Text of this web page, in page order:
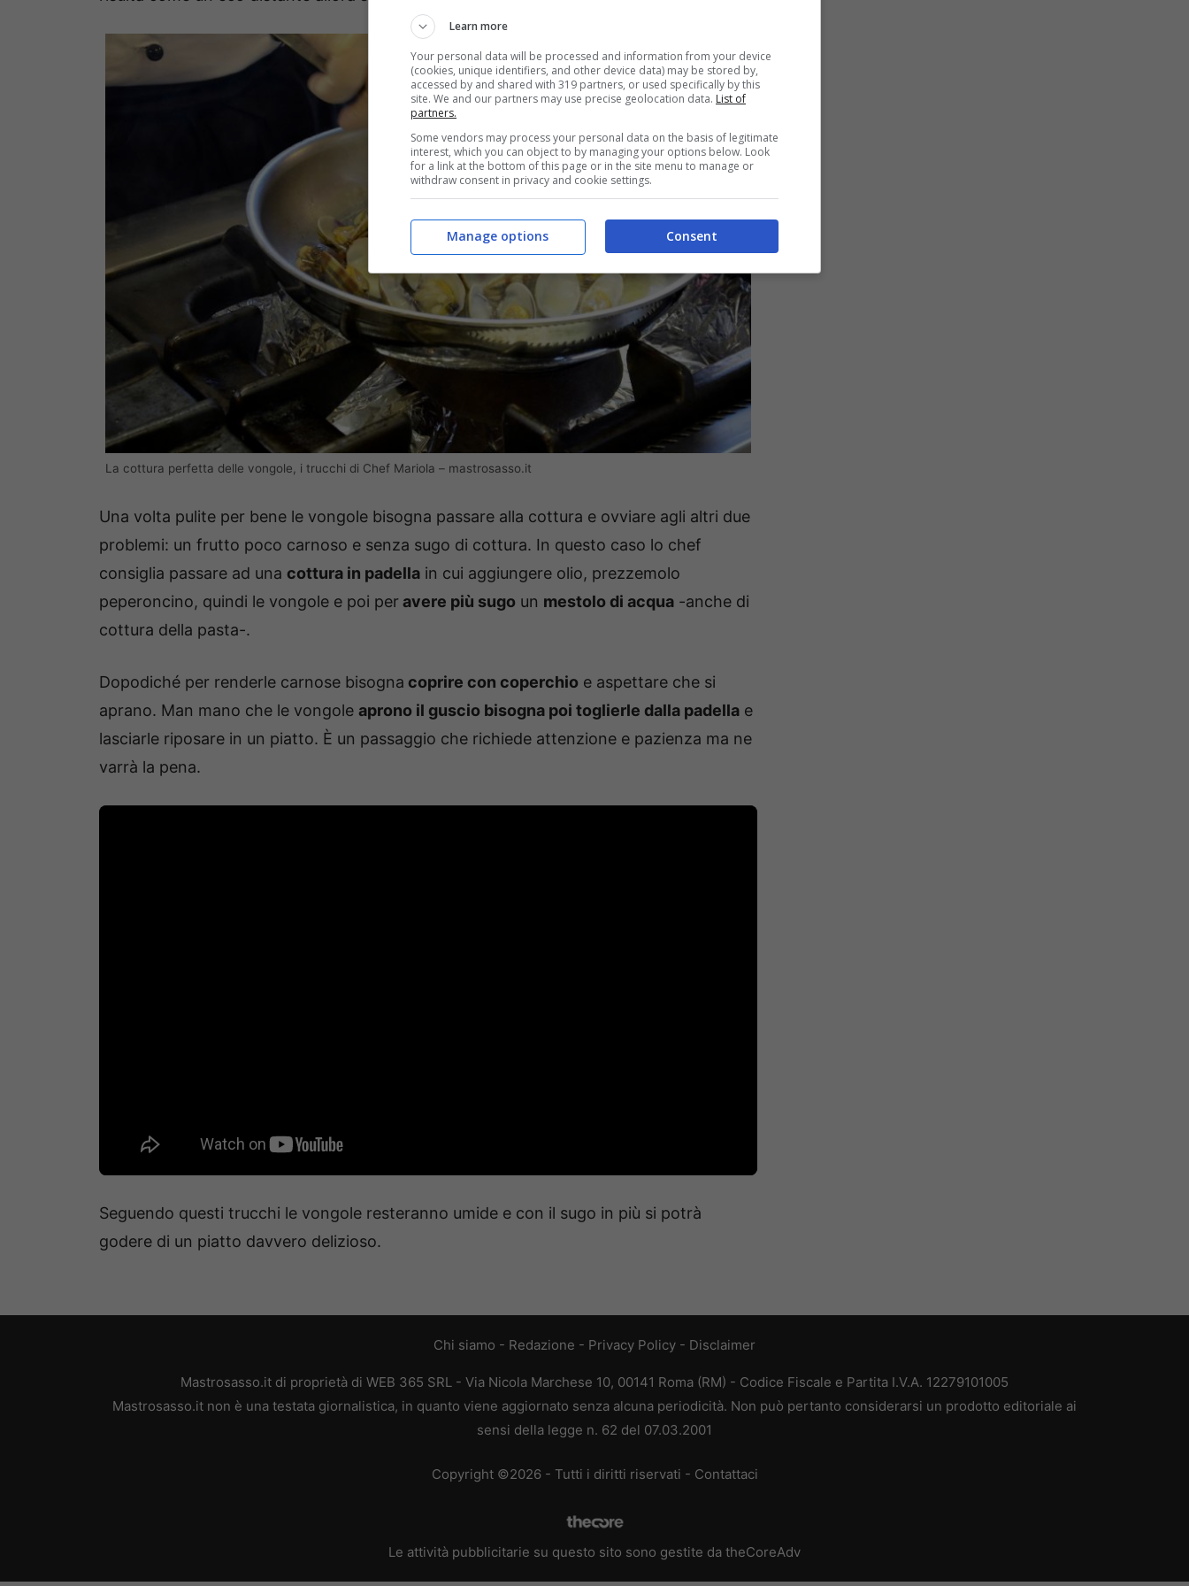
La cottura perfetta delle vongole, i trucchi di Chef Mariola – mastrosasso.it
Una volta pulite per bene le vongole bisogna passare alla cottura e ovviare agli altri due
problemi: un frutto poco carnoso e senza sugo di cottura. In questo caso lo chef
consiglia passare ad una cottura in padella in cui aggiungere olio, prezzemolo
peperoncino, quindi le vongole e poi peravere più sugo un mestolo di acqua -anche di
cottura della pasta-.
Dopodiché per renderle carnose bisogna coprire con coperchio e aspettare che si
aprano. Man mano che le vongole aprono il guscio bisogna poi toglierle dalla padella e
lasciarle riposare in un piatto. È un passaggio che richiede attenzione e pazienza ma ne
varrà la pena.
Seguendo questi trucchi le vongole resteranno umide e con il sugo in più si potrà
godere di un piatto davvero delizioso.
Chi siamo - Redazione - Privacy Policy - Disclaimer
Mastrosasso.it di proprietà di WEB 365 SRL - Via Nicola Marchese 10, 00141 Roma (RM) - Codice Fiscale e Partita I.V.A. 12279101005
Mastrosasso.it non è una testata giornalistica, in quanto viene aggiornato senza alcuna periodicità. Non può pertanto considerarsi un prodotto editoriale ai
sensi della legge n. 62 del 07.03.2001
Copyright ©2026 - Tutti i diritti riservati - Contattaci
Le attività pubblicitarie su questo sito sono gestite da theCoreAdv
Learn more
Your personal data will be processed and information from your device
(cookies, unique identifiers, and other device data) may be stored by,
accessed by and shared with 319 partners, or used specifically by this
site. We and our partners may use precise geolocation data. List of
partners.
Some vendors may process your personal data on the basis of legitimate
interest, which you can object to by managing your options below. Look
for a link at the bottom of this page or in the site menu to manage or
withdraw consent in privacy and cookie settings.
Consent
Manage options